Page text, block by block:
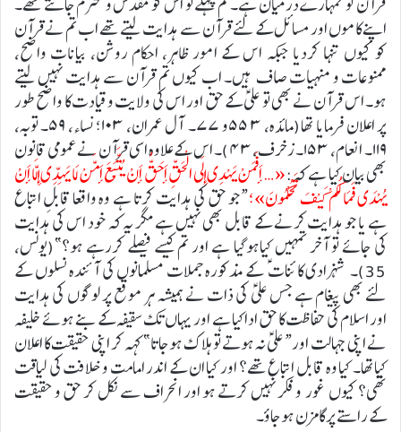
اپنے کاموں اور مسائل کے لئے قرآن سے ہدایت لیتے تھے اب تم نے قرآن
کو کیوں تنہا کردیا جبکہ اس کے امور ظاہر، احکام روشن، بیانات واضح،
ممنوعات و منہیات صاف ہیں۔ اب کیوں تم قرآن سے ہدایت نہیں لیتے
ہو۔ اس قرآن نے بھی تو علیؑ کے حق اور اس کی ولایت و قیادت کا واضح طور
پر اعلان فرمایا تھا(مائدہ، ۳ ۵۵و ۷۷۔ آل عمران، ۱۰۳؛ نساء، ۵۹۔ توبہ،
۱۱۹۔ انعام، ۱۵۳۔ زخرف، ۴۳)۔ اس کے علاوہ اسی قرآن نے عمومی قانون
بھی بیان کیا ہے کہ:« … أَفَمَنْ يَهْدِي إِلَى الْحَقِّ أَحَقُّ أَنْ يُتَّبَعَ أَمَّنْ لَا يَهِدِّي إِلَّا أَنْ
يُهْدَى فَمَا لَكُمْ كَيْفَ تَحْكُمُونَ»؛“جو حق کی ہدایت کرتا ہے وہ واقعا قابلِ اتباع
ہے یا جو ہدایت کرنے کے قابل بھی نہیں ہے مگر یہ کہ خود اس کی ہدایت
کی جائے تو آخر تمہیں کیاہوگیا ہے اور تم کیسے فیصلے کررہے ہو؟”(یونس،
35)۔ شہزادی کائنات ؑ کے مذکورہ جملات مسلمانوں کی آئندہ نسلوں کے
لئے بھی پیغام ہے جس علیؑ کی ذات نے ہمیشہ ہر موقع پر لوگوں کی ہدایت
اور اسلام کی حفاظت کا حق اداکیا ہے اور یہاں تک سقیفہ کے بنے ہوئے خلیفہ
نے اپنی جہالت اور “علیؑ نہ ہوتے تو ہلاک ہوجاتا” کہہ کر اپنی حقیقت کا اعلان
کیاتھا۔ کیا وہ قابل اتباع تھے؟ اور کیا ان کے اندر امامت و خلافت کی لیاقت
تھی؟ کیوں غور و فکر نہیں کرتے ہو اور انحراف سے نکل کر حق و حقیقت
کے راستے پر گامزن ہوجاؤ۔